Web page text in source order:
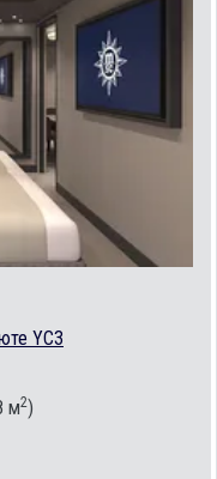
YC3
м2)